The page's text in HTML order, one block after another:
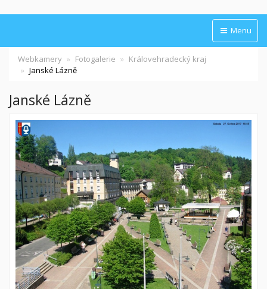
Menu
Webkamery Fotogalerie
Královehradecký kraj
Janské Lázně
Janské Lázně